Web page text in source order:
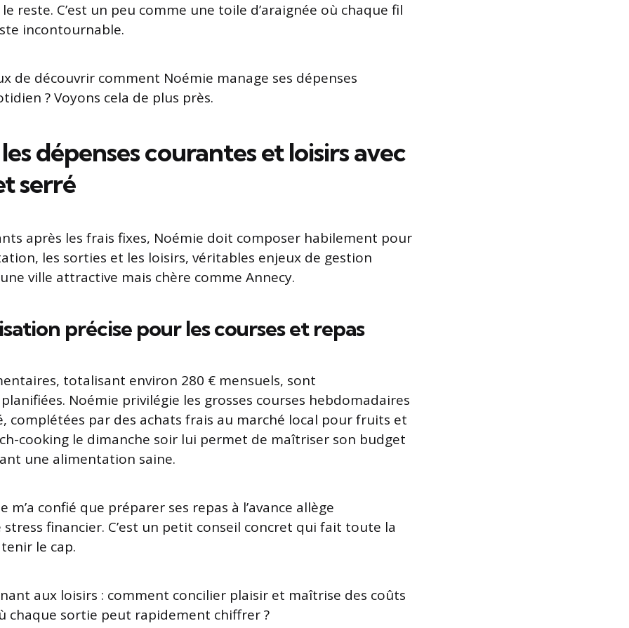
reste. C’est un peu comme une toile d’araignée où chaque fil
incontournable.
de découvrir comment Noémie manage ses dépenses
? Voyons cela de plus près.
dépenses courantes et loisirs avec
serré
après les frais fixes, Noémie doit composer habilement pour
les sorties et les loisirs, véritables enjeux de gestion
ville attractive mais chère comme Annecy.
précise pour les courses et repas
totalisant environ 280 € mensuels, sont
Noémie privilégie les grosses courses hebdomadaires
complétées par des achats frais au marché local pour fruits et
cooking le dimanche soir lui permet de maîtriser son budget
une alimentation saine.
m’a confié que préparer ses repas à l’avance allège
financier. C’est un petit conseil concret qui fait toute la
le cap.
aux loisirs : comment concilier plaisir et maîtrise des coûts
chaque sortie peut rapidement chiffrer ?